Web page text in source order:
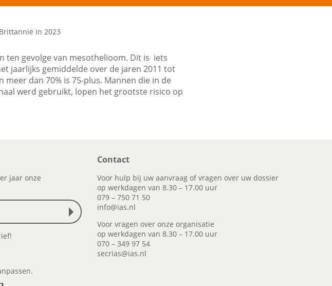
in 2023
ten gevolge van mesothelioom. Dit is iets
jaarlijks gemiddelde over de jaren 2011 tot
dan 70% is 75-plus. Mannen die in de
werd gebruikt, lopen het grootste risico op
jaar onze
Contact
Voor hulp bij uw aanvraag of vragen over uw dossier
op werkdagen van 8.30 – 17.00 uur
079 – 750 71 50
info@ias.nl
Voor vragen over onze organisatie
op werkdagen van 8.30 – 17.00 uur
070 – 349 97 54
secrias@ias.nl